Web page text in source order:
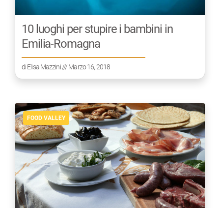
10 luoghi per stupire i bambini in
Emilia-Romagna
diElisa Mazzini/// Marzo 16, 2018
FOOD VALLEY